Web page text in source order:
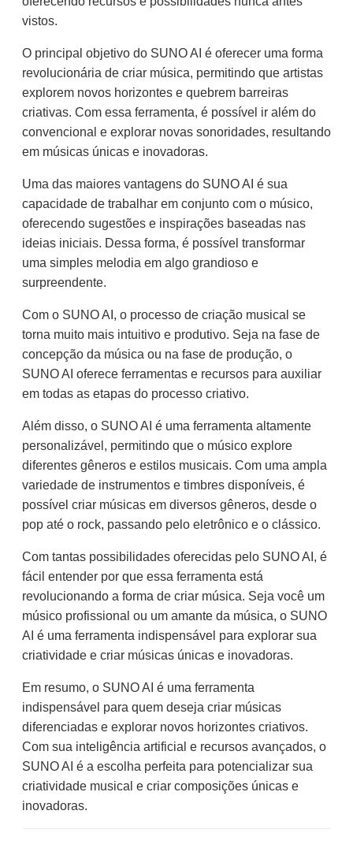
vistos.
O principal objetivo do SUNO AI é oferecer uma forma
revolucionária de criar música, permitindo que artistas
explorem novos horizontes e quebrem barreiras
criativas. Com essa ferramenta, é possível ir além do
convencional e explorar novas sonoridades, resultando
em músicas únicas e inovadoras.
Uma das maiores vantagens do SUNO AI é sua
capacidade de trabalhar em conjunto com o músico,
oferecendo sugestões e inspirações baseadas nas
ideias iniciais. Dessa forma, é possível transformar
uma simples melodia em algo grandioso e
surpreendente.
Com o SUNO AI, o processo de criação musical se
torna muito mais intuitivo e produtivo. Seja na fase de
concepção da música ou na fase de produção, o
SUNO AI oferece ferramentas e recursos para auxiliar
em todas as etapas do processo criativo.
Além disso, o SUNO AI é uma ferramenta altamente
personalizável, permitindo que o músico explore
diferentes gêneros e estilos musicais. Com uma ampla
variedade de instrumentos e timbres disponíveis, é
possível criar músicas em diversos gêneros, desde o
pop até o rock, passando pelo eletrônico e o clássico.
Com tantas possibilidades oferecidas pelo SUNO AI, é
fácil entender por que essa ferramenta está
revolucionando a forma de criar música. Seja você um
músico profissional ou um amante da música, o SUNO
AI é uma ferramenta indispensável para explorar sua
criatividade e criar músicas únicas e inovadoras.
Em resumo, o SUNO AI é uma ferramenta
indispensável para quem deseja criar músicas
diferenciadas e explorar novos horizontes criativos.
Com sua inteligência artificial e recursos avançados, o
SUNO AI é a escolha perfeita para potencializar sua
criatividade musical e criar composições únicas e
inovadoras.